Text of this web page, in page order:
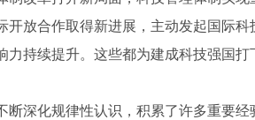
开放合作取得新进展，主动发起国际
持续提升。这些都为建成科技强国打
深化规律性认识，积累了许多重要经